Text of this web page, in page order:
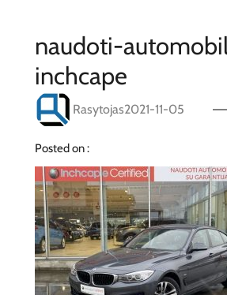
naudoti-
inchcape
Rasytojas2021-11-05
Posted on :